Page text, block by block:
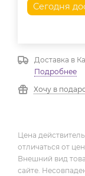
Сегодня
Доставка в
Подробнее
Хочу в
Цена
отличаться от
Внешний вид
сайте.